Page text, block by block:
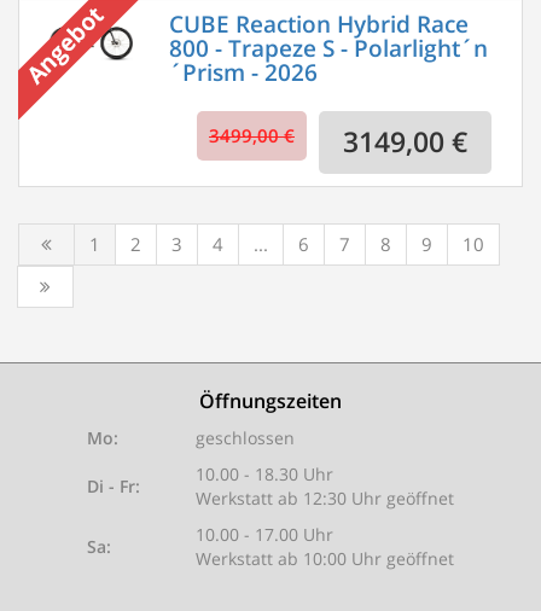
CUBE Reaction Hybrid Race
800 - Trapeze S - Polarlight´n
´Prism - 2026
3499,00 € 3149,00 €
1 2 3 4 ... 6 7 8 9 10
Öffnungszeiten
Mo: geschlossen
Di - Fr:
10.00 - 18.30 Uhr
Werkstatt ab 12:30 Uhr geöffnet
Sa:
10.00 - 17.00 Uhr
Werkstatt ab 10:00 Uhr geöffnet